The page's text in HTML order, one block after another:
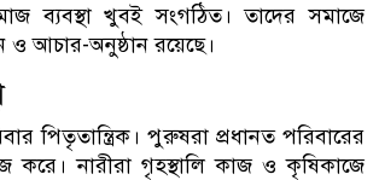
ব্যবস্থা খুবই সংগঠিত। তাদের সমাজে
ও আচার-অনুষ্ঠান রয়েছে।
পিতৃতান্ত্রিক। পুরুষরা প্রধানত পরিবারের
করে। নারীরা গৃহস্থালি কাজ ও কৃষিকাজে